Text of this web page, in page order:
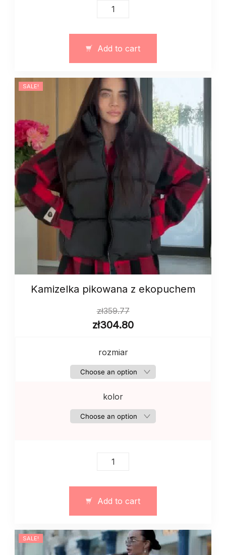
Żakiet
art.
13158
quantity
Add to cart
SALE!
Kamizelka pikowana z ekopuchem
zł359.77
zł304.80
rozmiar
kolor
Kamizelka
quantity
Add to cart
SALE!